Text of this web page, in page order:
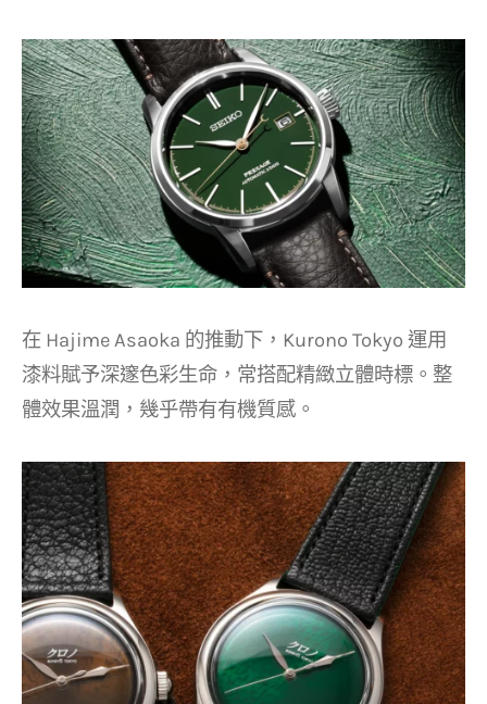
在 Hajime Asaoka 的推動下，Kurono Tokyo 運用
漆料賦予深邃色彩生命，常搭配精緻立體時標。整
體效果溫潤，幾乎帶有有機質感。